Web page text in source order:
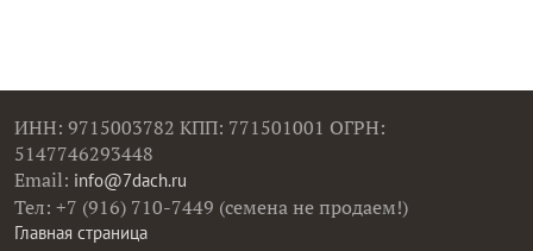
ИНН: 9715003782 КПП: 771501001 ОГРН:
5147746293448
Email: info@7dach.ru
Тел: +7 (916) 710-7449 (семена не продаем!)
Главная страница